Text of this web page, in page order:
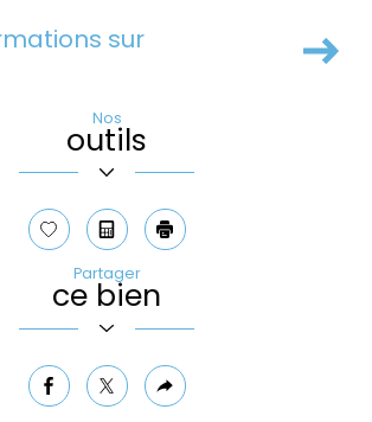
sur
Leaflet
Nos
outils
Sélectionner
Calculatrice
Imprimer
Partager
ce bien
facebooktwitterPlus
de